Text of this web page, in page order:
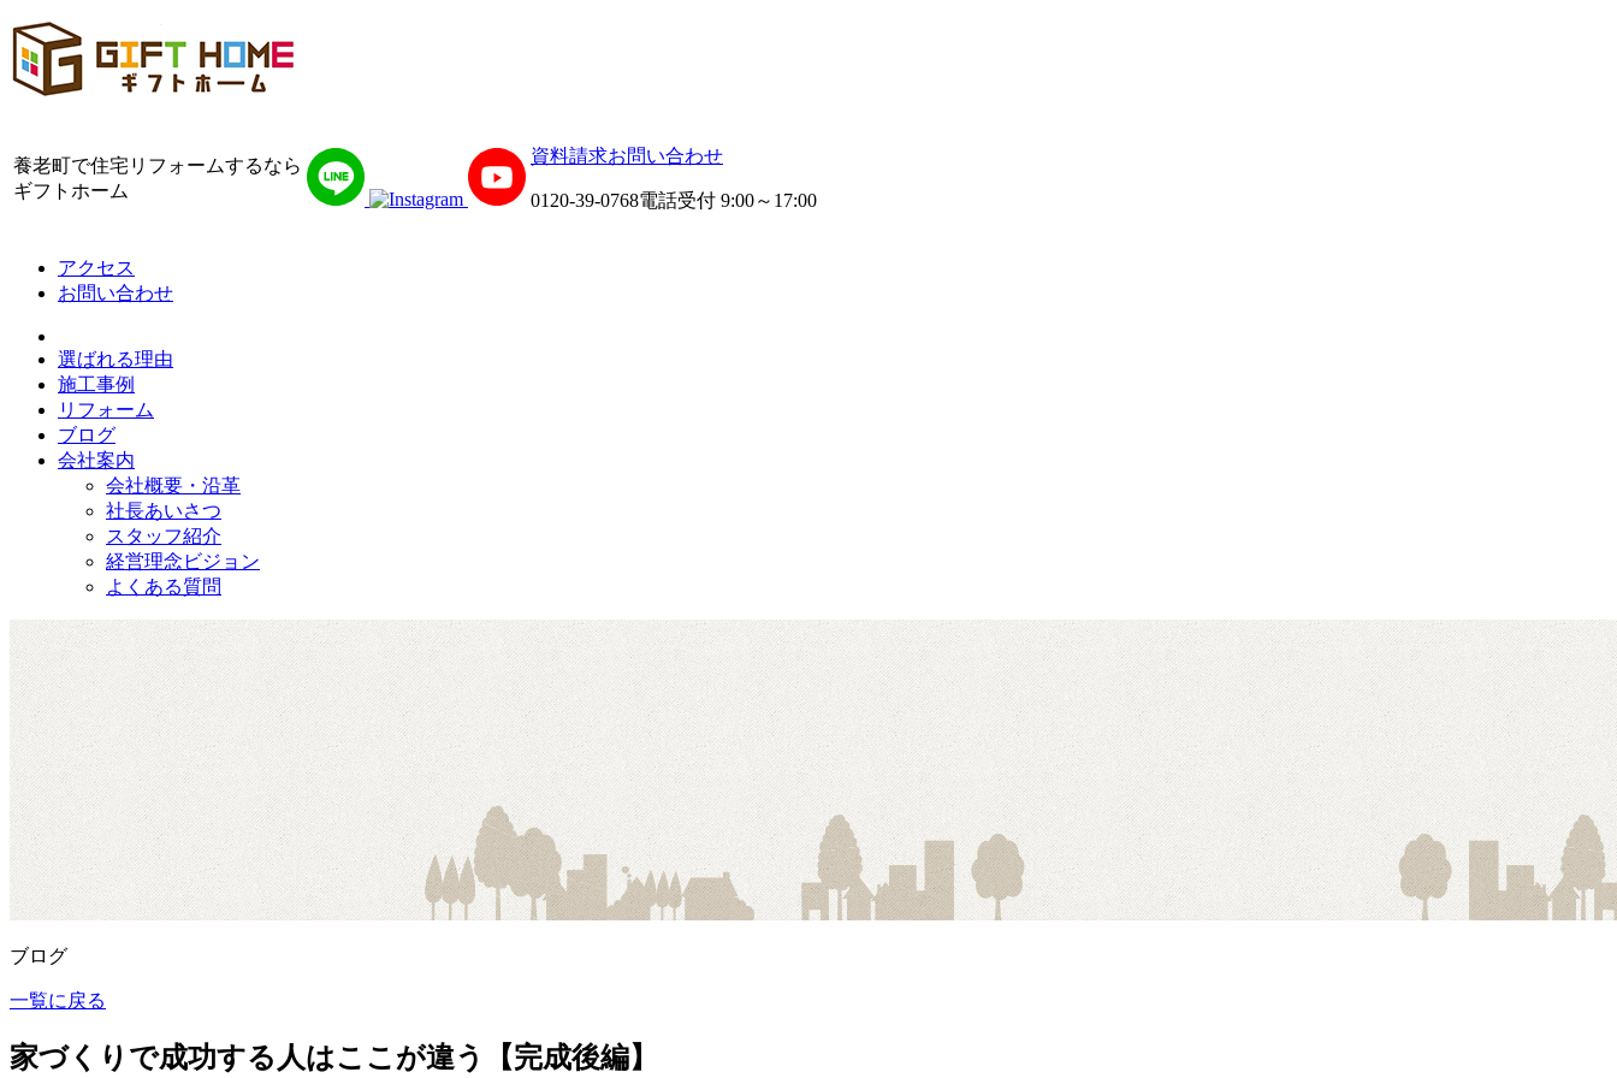
養老町で住宅リフォームするなら
ギフトホーム
資料請求お問い合わせ
0120-39-0768電話受付 9:00～17:00
アクセス
お問い合わせ
選ばれる理由
施工事例
リフォーム
ブログ
会社案内
会社概要・沿革
社長あいさつ
スタッフ紹介
経営理念ビジョン
よくある質問
ブログ
一覧に戻る
家づくりで成功する人はここが違う【完成後編】